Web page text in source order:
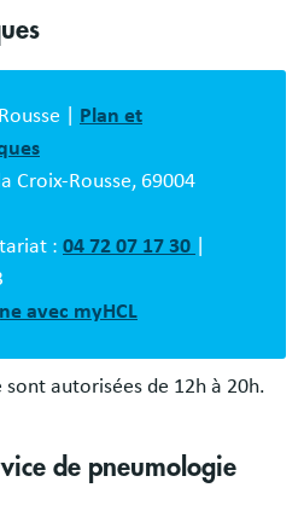
| Plan et
Croix-Rousse, 69004
: 04 72 07 17 30
avec myHCL
sont autorisées de 12h à 20h.
de pneumologie